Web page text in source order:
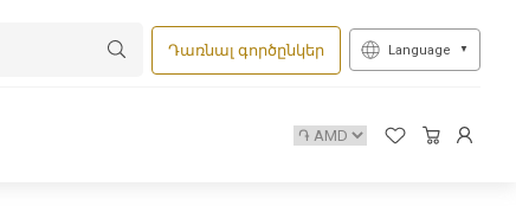
Դառնալ գործընկեր Language